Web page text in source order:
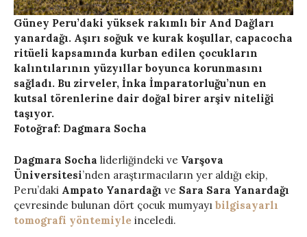
Güney Peru’daki yüksek rakımlı bir And Dağları
yanardağı. Aşırı soğuk ve kurak koşullar, capacocha
ritüeli kapsamında kurban edilen çocukların
kalıntılarının yüzyıllar boyunca korunmasını
sağladı. Bu zirveler, İnka İmparatorluğu’nun en
kutsal törenlerine dair doğal birer arşiv niteliği
taşıyor.
Fotoğraf: Dagmara Socha
Dagmara Socha liderliğindeki ve Varşova
Üniversitesi’nden araştırmacıların yer aldığı ekip,
Peru’daki Ampato Yanardağı ve Sara Sara Yanardağı
çevresinde bulunan dört çocuk mumyayı bilgisayarlı
tomografi yöntemiyle inceledi.